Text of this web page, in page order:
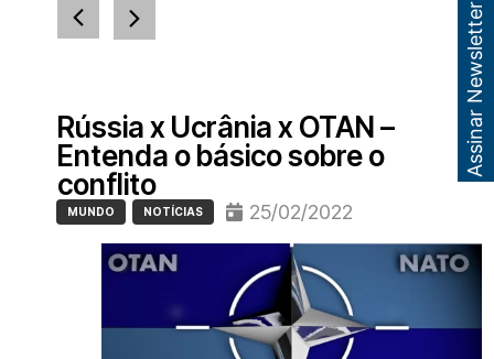
Rússia x Ucrânia x OTAN –
Entenda o básico sobre o
conflito
MUNDO NOTÍCIAS 25/02/2022
Assinar Newsletter